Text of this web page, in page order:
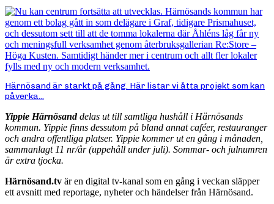
Härnösand är starkt på gång. Här listar vi åtta projekt som kan
påverka...
Yippie Härnösanddelas ut till samtliga hushåll i Härnösands
kommun. Yippie finns dessutom på bland annat caféer, restauranger
och andra offentliga platser. Yippie kommer ut en gång i månaden,
sammanlagt 11 nr/år (uppehåll under juli). Sommar- och julnumren
är extra tjocka.
Härnösand.tv är en digital tv-kanal som en gång i veckan släpper
ett avsnitt med reportage, nyheter och händelser från Härnösand.